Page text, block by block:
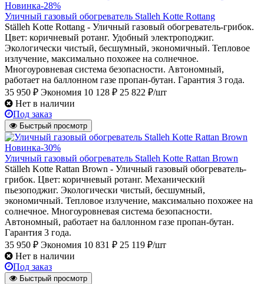
Новинка-28%
Уличный газовый обогреватель Stalleh Kotte Rottang
Ställeh Kotte Rottang - Уличный газовый обогреватель-грибок.
Цвет: коричневый ротанг. Удобный электроподжиг.
Экологически чистый, бесшумный, экономичный. Тепловое
излучение, максимально похожее на солнечное.
Многоуровневая система безопасности. Автономный,
работает на баллонном газе пропан-бутан. Гарантия 3 года.
35 950 ₽ Экономия 10 128 ₽ 25 822 ₽/шт
Нет в наличии
Под заказ
Быстрый просмотр
Новинка-30%
Уличный газовый обогреватель Stalleh Kotte Rattan Brown
Ställeh Kotte Rattan Brown - Уличный газовый обогреватель-
грибок. Цвет: коричневый ротанг. Механический
пьезоподжиг. Экологически чистый, бесшумный,
экономичный. Тепловое излучение, максимально похожее на
солнечное. Многоуровневая система безопасности.
Автономный, работает на баллонном газе пропан-бутан.
Гарантия 3 года.
35 950 ₽ Экономия 10 831 ₽ 25 119 ₽/шт
Нет в наличии
Под заказ
Быстрый просмотр